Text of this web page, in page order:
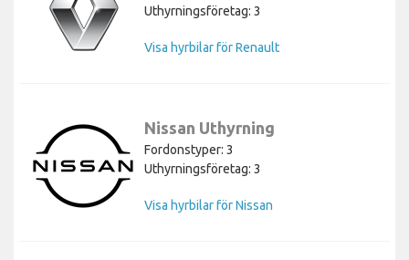
Uthyrningsföretag: 3
Visa hyrbilar för Renault
Nissan Uthyrning
Fordonstyper: 3
Uthyrningsföretag: 3
Visa hyrbilar för Nissan